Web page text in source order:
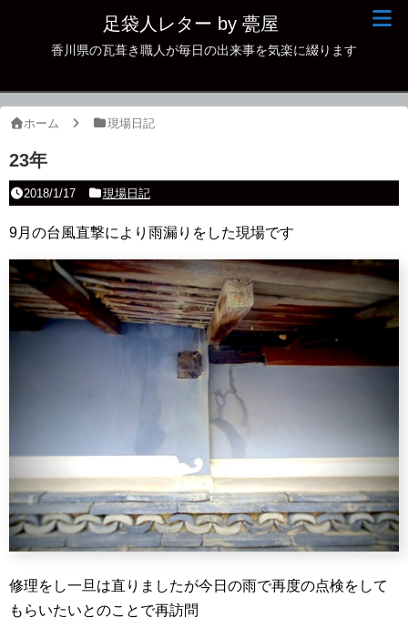
足袋人レター by 甍屋
香川県の瓦葺き職人が毎日の出来事を気楽に綴ります
ホーム 現場日記
23年
2018/1/17 現場日記
9月の台風直撃により雨漏りをした現場です
修理をし一旦は直りましたが今日の雨で再度の点検をして
もらいたいとのことで再訪問
現場日記
古瓦
本日の一品
その他